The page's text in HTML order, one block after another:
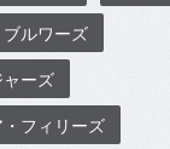
ルワーズ
ーズ
フィリーズ